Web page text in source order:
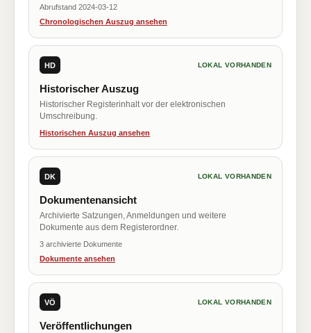
Abrufstand 2024-03-12
Chronologischen Auszug ansehen
HD LOKAL VORHANDEN
Historischer Auszug
Historischer Registerinhalt vor der elektronischen
Umschreibung.
Historischen Auszug ansehen
DK LOKAL VORHANDEN
Dokumentenansicht
Archivierte Satzungen, Anmeldungen und weitere
Dokumente aus dem Registerordner.
3 archivierte Dokumente
Dokumente ansehen
VÖ LOKAL VORHANDEN
Veröffentlichungen